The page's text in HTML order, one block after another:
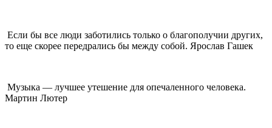
Если бы все люди заботились только о благополучии других,
то еще скорее передрались бы между собой. Ярослав Гашек
Музыка — лучшее утешение для опечаленного человека.
Мартин Лютер